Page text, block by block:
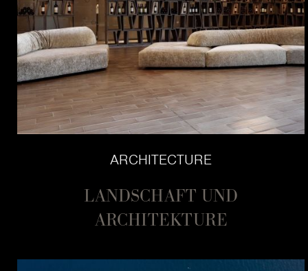
ARCHITECTURE
LANDSCHAFT UND
ARCHITEKTURE